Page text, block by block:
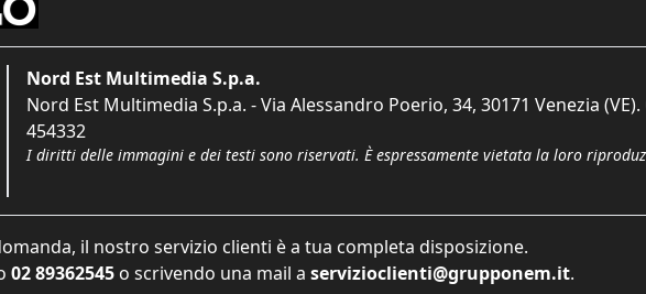
Nord Est Multimedia S.p.a.
Nord Est Multimedia S.p.a. - Via Alessandro Poerio, 34, 30171 Venezia (VE).
454332
I diritti delle immagini e dei testi sono riservati. È espressamente vietata la loro
il nostro servizio clienti è a tua completa disposizione.
02 89362545 o scrivendo una mail a servizioclienti@grupponem.it.